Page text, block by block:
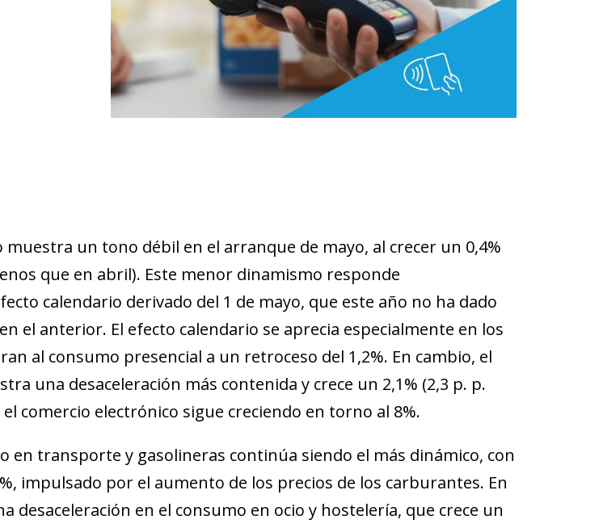
muestra un tono débil en el arranque de mayo, al crecer un 0,4%
que en abril). Este menor dinamismo responde
calendario derivado del 1 de mayo, que este año no ha dado
el anterior. El efecto calendario se aprecia especialmente en los
al consumo presencial a un retroceso del 1,2%. En cambio, el
una desaceleración más contenida y crece un 2,1% (2,3 p. p.
comercio electrónico sigue creciendo en torno al 8%.
en transporte y gasolineras continúa siendo el más dinámico, con
impulsado por el aumento de los precios de los carburantes. En
desaceleración en el consumo en ocio y hostelería, que crece un